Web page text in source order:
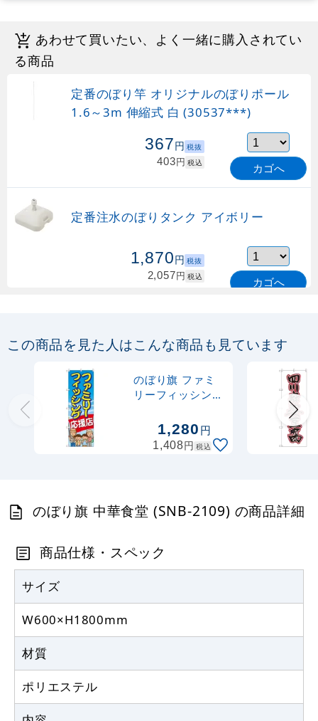
あわせて買いたい、よく一緒に購入されてい
る商品
定番のぼり竿 オリジナルのぼりポール
1.6～3m 伸縮式 白 (30537***)
367円 税抜
403円 税込 カゴへ
定番注水のぼりタンク アイボリー
1,870円 税抜
2,057円 税込 カゴへ
1.6～3m 伸縮式 緑 (30537GRN)
売り切れ中
購入不可
定番のぼり竿 オリジナルのぼりポール
1.6～3m 伸縮式 水色 (30537SBL)
1.6～3m 伸縮式 黒 (30537BLK)
403円 税込
2,320円 税抜
この商品を見た人はこんな商品も見ています
のぼり旗 ファミ
リーフィッシング
2477)1,280円
1,408円 税込
のぼり旗 中華食堂 (SNB-2109) の商品詳細
商品仕様・スペック
サイズ
W600×H1800mm
材質
ポリエステル